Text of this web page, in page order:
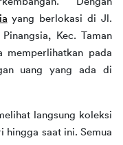
yang berlokasi di Jl.
Kec. Taman
memperlihatkan pada
uang yang ada di
langsung koleksi
hingga saat ini. Semua